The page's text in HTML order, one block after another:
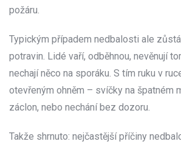
požáru.
Typickým případem nedbalosti ale
potravin. Lidé vaří, odběhnou, nevěnují
nechají něco na sporáku. S tím ruku v
otevřeným ohněm – svíčky na špatném
záclon, nebo nechání bez dozoru.
Takže shrnuto: nejčastější příčiny